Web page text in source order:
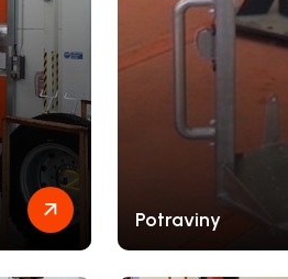
Potraviny